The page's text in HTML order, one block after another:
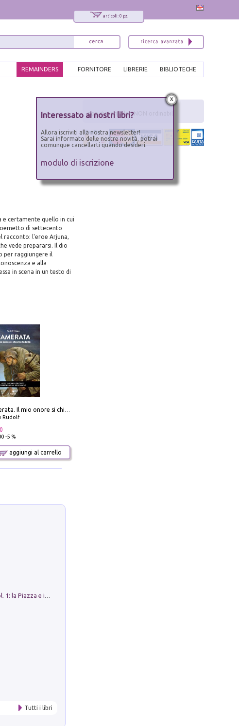
articoli: 0 pz.
BIBLIOTECHE
LIBRERIE
FORNITORE
REMAINDERS
e certamente quello in cui
di settecento
racconto: l'eroe Arjuna,
vede prepararsi. Il dio
per raggiungere il
e alla
in scena in un testo di
Rudolf
-5 %
aggiungi al carrello
Tutti i libri
non disponibile - NON ordinabile
x
Interessato ai nostri libri?
Allora iscriviti alla nostra newsletter!
Sarai informato delle nostre novità, potrai
comunque cancellarti quando desideri.
modulo di iscrizione